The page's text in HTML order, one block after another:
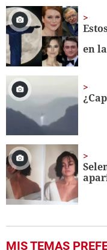
28
seconds
en
MIS TEMAS